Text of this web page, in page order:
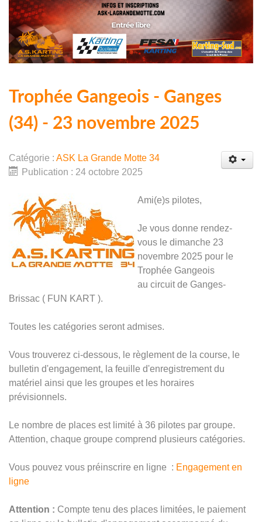
Trophée Gangeois - Ganges
(34) - 23 novembre 2025
Catégorie : ASK La Grande Motte 34
Publication : 24 octobre 2025
Ami(e)s pilotes,
Je vous donne rendez-
vous le dimanche 23
novembre 2025 pour le
Trophée Gangeois
au circuit de Ganges-
Brissac ( FUN KART ).
Toutes les catégories seront admises.
Vous trouverez ci-dessous, le règlement de la course, le
bulletin d'engagement, la feuille d'enregistrement du
matériel ainsi que les groupes et les horaires
prévisionnels.
Le nombre de places est limité à 36 pilotes par groupe.
Attention, chaque groupe comprend plusieurs catégories.
Vous pouvez vous préinscrire en ligne : Engagement en
ligne
Attention : Compte tenu des places limitées, le paiement